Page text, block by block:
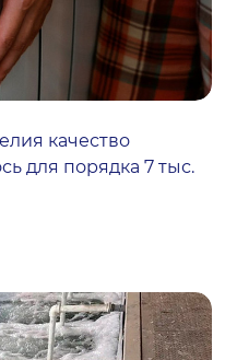
качество
для порядка 7 тыс.